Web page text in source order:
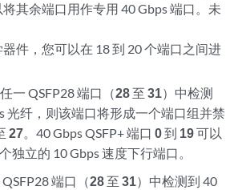
其余端口用作专用 40 Gbps 端口。未
件，您可以在 18 到 20 个端口之间进
一 QSFP28 端口（28至 31）中检测
光纤，则该端口将形成一个端口组并禁
27。40 Gbps QSFP+ 端口 0到 19可以
独立的 10 Gbps 速度下行端口。
端口（28至 31）中检测到 40